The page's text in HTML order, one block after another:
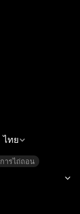
ไทย
การไถ่ถอน